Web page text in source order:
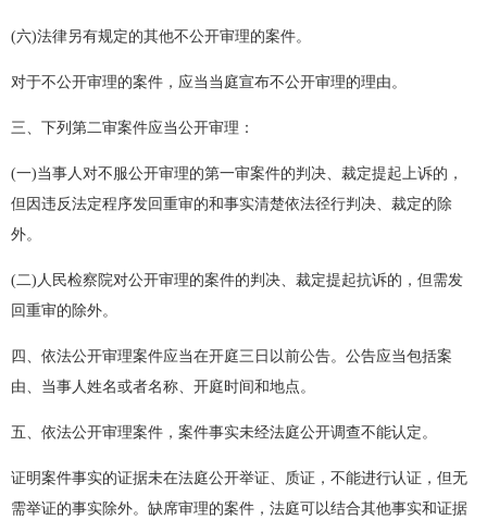
(六)法律另有规定的其他不公开审理的案件。
对于不公开审理的案件，应当当庭宣布不公开审理的理由。
三、下列第二审案件应当公开审理：
(一)当事人对不服公开审理的第一审案件的判决、裁定提起上诉的，
但因违反法定程序发回重审的和事实清楚依法径行判决、裁定的除
外。
(二)人民检察院对公开审理的案件的判决、裁定提起抗诉的，但需发
回重审的除外。
四、依法公开审理案件应当在开庭三日以前公告。公告应当包括案
由、当事人姓名或者名称、开庭时间和地点。
五、依法公开审理案件，案件事实未经法庭公开调查不能认定。
证明案件事实的证据未在法庭公开举证、质证，不能进行认证，但无
需举证的事实除外。缺席审理的案件，法庭可以结合其他事实和证据